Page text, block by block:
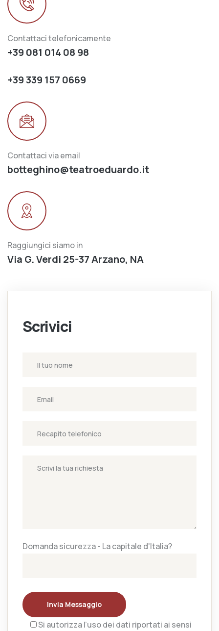
Contattaci telefonicamente
+39 081 014 08 98
+39 339 157 0669
Contattaci via email
botteghino@teatroeduardo.it
Raggiungici siamo in
Via G. Verdi 25-37 Arzano, NA
Scrivici
Domanda sicurezza - La capitale d'Italia?
Invia Messaggio
Si autorizza l’uso dei dati riportati ai sensi